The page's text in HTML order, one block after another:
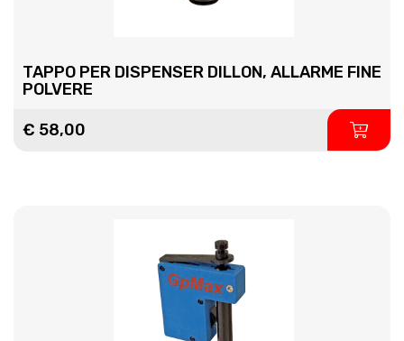
TAPPO PER DISPENSER DILLON, ALLARME FINE
POLVERE
€ 58,00